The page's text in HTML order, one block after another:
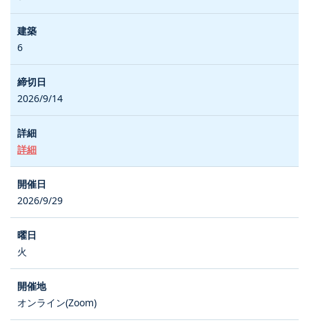
6
2026/9/14
詳細
2026/9/29
火
オンライン(Zoom)